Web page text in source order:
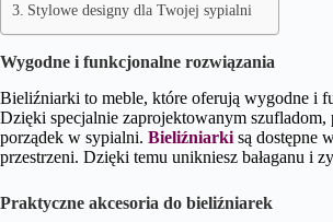
Stylowe designy dla Twojej sypialni
Wygodne i funkcjonalne rozwiązania
Bieliźniarki to meble, które oferują wygodne i
Dzięki specjalnie zaprojektowanym szufladom,
porządek w sypialni. Bieliźniarki są dostępne
przestrzeni. Dzięki temu unikniesz bałaganu i
Praktyczne akcesoria do bieliźniarek